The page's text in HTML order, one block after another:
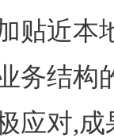
贴近本
务结构
应对,